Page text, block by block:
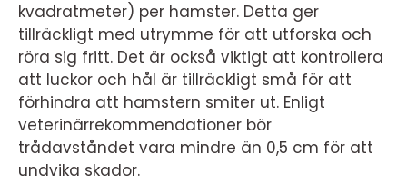
kvadratmeter) per hamster. Detta ger
tillräckligt med utrymme för att utforska och
röra sig fritt. Det är också viktigt att kontrollera
att luckor och hål är tillräckligt små för att
förhindra att hamstern smiter ut. Enligt
veterinärrekommendationer bör
trådavståndet vara mindre än 0,5 cm för att
undvika skador.